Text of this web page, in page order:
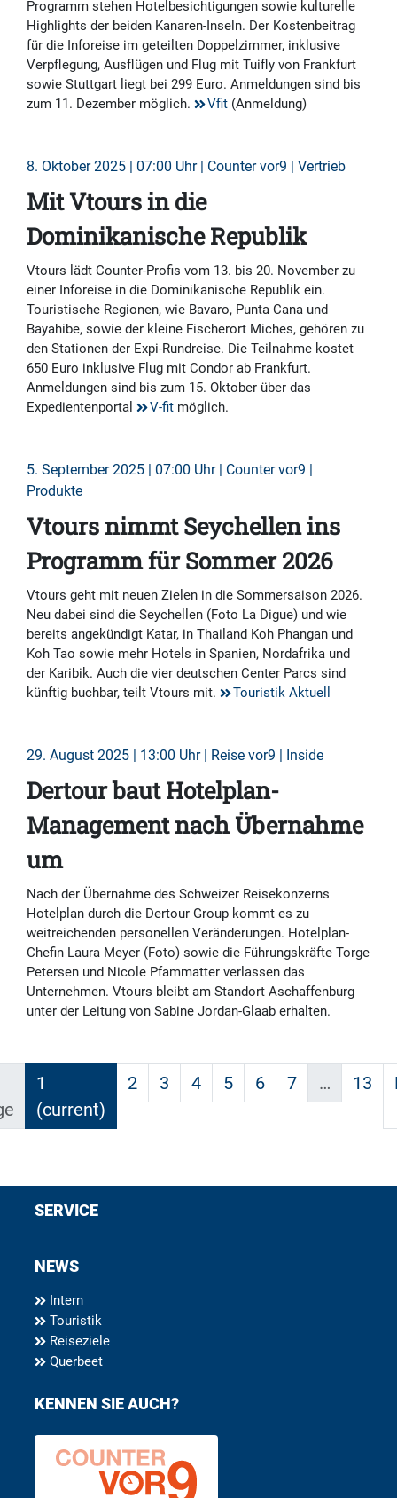
Programm stehen Hotelbesichtigungen sowie kulturelle
Highlights der beiden Kanaren-Inseln. Der Kostenbeitrag
für die Inforeise im geteilten Doppelzimmer, inklusive
Verpflegung, Ausflügen und Flug mit Tuifly von Frankfurt
sowie Stuttgart liegt bei 299 Euro. Anmeldungen sind bis
zum 11. Dezember möglich.
Vfit (Anmeldung)
8. Oktober 2025 | 07:00 Uhr | Counter vor9 | Vertrieb
Mit Vtours in die
Dominikanische Republik
Vtours lädt Counter-Profis vom 13. bis 20. November zu
einer Inforeise in die Dominikanische Republik ein.
Touristische Regionen, wie Bavaro, Punta Cana und
Bayahibe, sowie der kleine Fischerort Miches, gehören zu
den Stationen der Expi-Rundreise. Die Teilnahme kostet
650 Euro inklusive Flug mit Condor ab Frankfurt.
Anmeldungen sind bis zum 15. Oktober über das
Expedientenportal
V-fit möglich.
5. September 2025 | 07:00 Uhr | Counter vor9 |
Produkte
Vtours nimmt Seychellen ins
Programm für Sommer 2026
Vtours geht mit neuen Zielen in die Sommersaison 2026.
Neu dabei sind die Seychellen (Foto La Digue) und wie
bereits angekündigt Katar, in Thailand Koh Phangan und
Koh Tao sowie mehr Hotels in Spanien, Nordafrika und
der Karibik. Auch die vier deutschen Center Parcs sind
künftig buchbar, teilt Vtours mit.
Touristik Aktuell
29. August 2025 | 13:00 Uhr | Reise vor9 | Inside
Dertour baut Hotelplan-
Management nach Übernahme
um
Nach der Übernahme des Schweizer Reisekonzerns
Hotelplan durch die Dertour Group kommt es zu
weitreichenden personellen Veränderungen. Hotelplan-
Chefin Laura Meyer (Foto) sowie die Führungskräfte Torge
Petersen und Nicole Pfammatter verlassen das
Unternehmen. Vtours bleibt am Standort Aschaffenburg
unter der Leitung von Sabine Jordan-Glaab erhalten.
1
(current)
2 3 4 5 6 7 … 13
SERVICE
NEWS
Intern
Touristik
Reiseziele
Querbeet
KENNEN SIE AUCH?